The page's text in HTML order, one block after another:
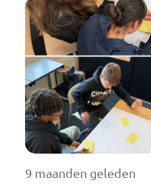
9 maanden geleden